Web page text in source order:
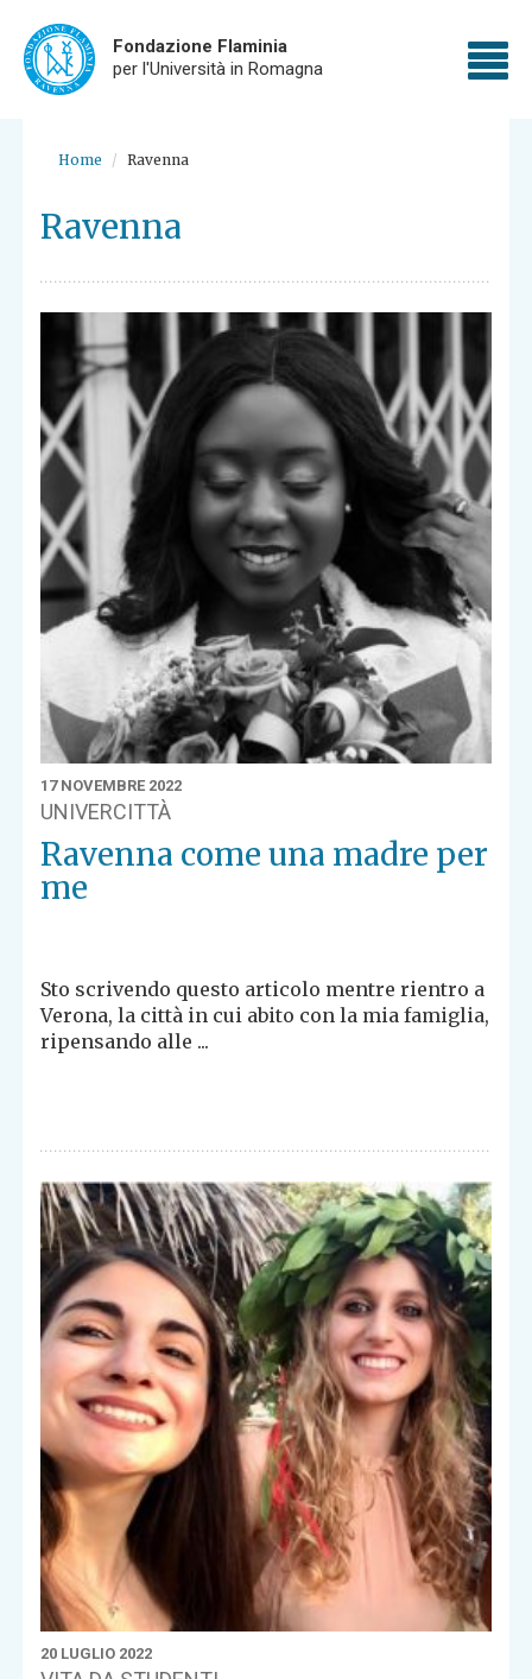
Fondazione Flaminia
per l'Università in Romagna
Home Ravenna
Ravenna
17 NOVEMBRE 2022
UNIVERCITTÀ
Ravenna come una madre per
me
Sto scrivendo questo articolo mentre rientro a
Verona, la città in cui abito con la mia famiglia,
ripensando alle ...
20 LUGLIO 2022